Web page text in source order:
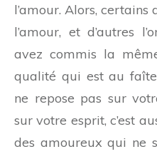
l’amour. Alors, certains
l’amour, et d’autres
avez commis la
qualité qui est au faîte
ne repose pas sur
sur votre esprit, c’est
des amoureux qui ne